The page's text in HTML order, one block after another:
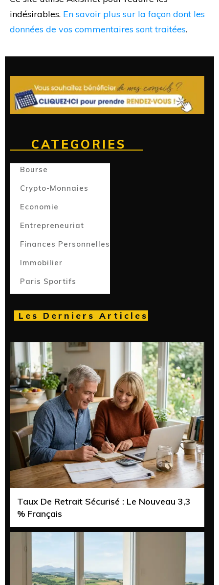
indésirables. En savoir plus sur la façon dont les
données de vos commentaires sont traitées.
CATEGORIES
Bourse
Crypto-Monnaies
Economie
Entrepreneuriat
Finances Personnelles
Immobilier
Paris Sportifs
Les Derniers Articles
Taux De Retrait Sécurisé : Le Nouveau 3,3
% Français